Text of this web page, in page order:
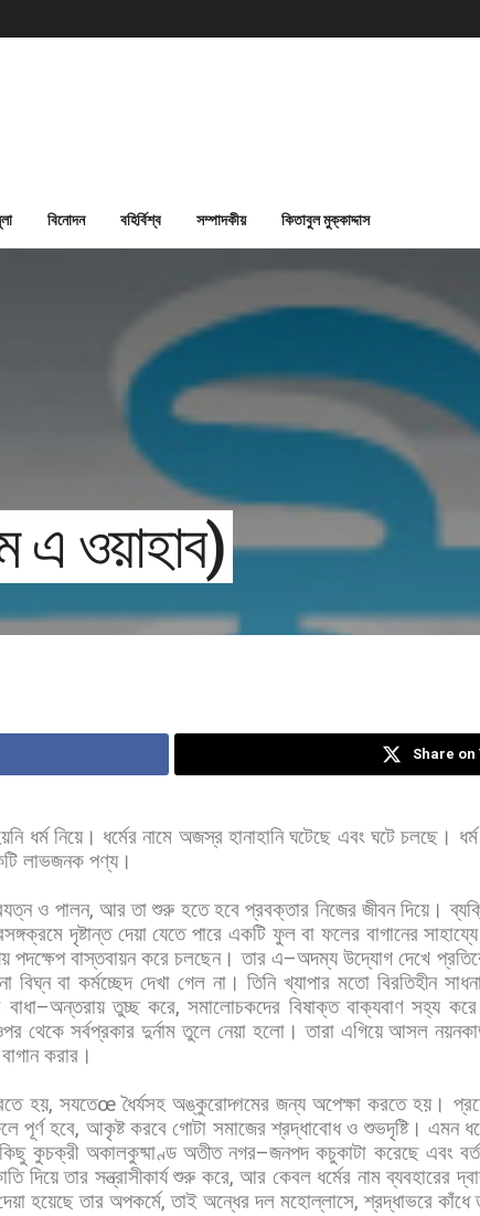
বিনোদন বহির্বিশ্ব সম্পাদকীয় কিতাবুল মুক্কাদ্দাস
এ ওয়াহাব)
Share on
ধর্ম নিয়ে। ধর্মের নামে অজস্র হানাহানি ঘটেছে এবং ঘটে চলছে। ধর্ম
লাভজনক পণ্য।
ও পালন, আর তা শুরু হতে হবে প্রবক্তার নিজের জীবন দিয়ে।
দৃষ্টান্ত দেয়া যেতে পারে একটি ফুল বা ফলের বাগানের
পদক্ষেপ বাস্তবায়ন করে চলছেন। তার এ–অদম্য উদ্যোগ দেখে
বিঘ্ন বা কর্মচ্ছেদ দেখা গেল না। তিনি খ্যাপার মতো বিরতিহীন
বাধা–অন্তরায় তুচ্ছ করে,সমালোচকদের বিষাক্ত বাক্যবাণ সহ্য করে
থেকে সর্বপ্রকার দুর্নাম তুলে নেয়া হলো। তারা এগিয়ে আসল
বাগান করার।
হয়, সযতেœধৈর্যসহ অঙ্কুরোদ্গমের জন্য অপেক্ষা করতে হয়।
পূর্ণ হবে, আকৃষ্ট করবে গোটা সমাজের শ্রদ্ধাবোধ ও শুভদৃষ্টি। এমন
কিছু কুচক্রী অকালকুষ্মাণ্ড অতীত নগর–জনপদ কচুকাটা করেছে এবং
দিয়ে তার সন্ত্রাসীকার্য শুরু করে, আর কেবল ধর্মের নাম ব্যবহারের
হয়েছে তার অপকর্মে,তাই অন্ধের দল মহোল্লাসে,শ্রদ্ধাভরে কাঁধে